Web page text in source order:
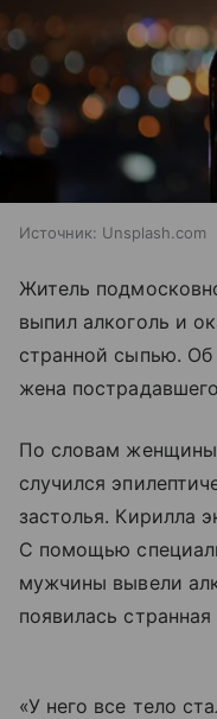
Источник: Unsplash.com
Житель
выпил алкоголь и
странной сыпью. Об
жена
По словам
случился
застолья. Кирилла
С помощью
мужчины вывели
появилась странная
«У него все тело